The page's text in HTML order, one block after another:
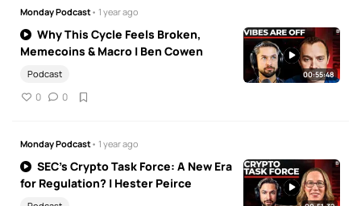
Monday Podcast• 1 year ago
Why This Cycle Feels Broken,
Memecoins & Macro | Ben Cowen
Podcast
0 0
00:55:48
Monday Podcast• 1 year ago
SEC's Crypto Task Force: A New Era
for Regulation? | Hester Peirce